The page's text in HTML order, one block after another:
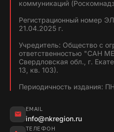
коммуникаций
Регистрационный номер
21.04.2025 г.
Учредитель: Общество с
ответственностью "САН
Свердловская обл., г.
13, кв. 103).
Периодичность издания:
EMAIL
info@nkregion.ru
ТЕЛЕФОН